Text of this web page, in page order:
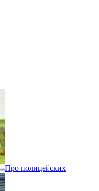
Про полицейских